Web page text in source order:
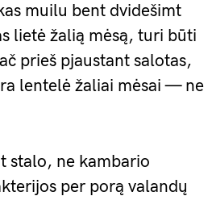
muilu bent dvidešimt
lietė žalią mėsą, turi būti
prieš pjaustant salotas,
lentelė žaliai mėsai — ne
stalo, ne kambario
per porą valandų